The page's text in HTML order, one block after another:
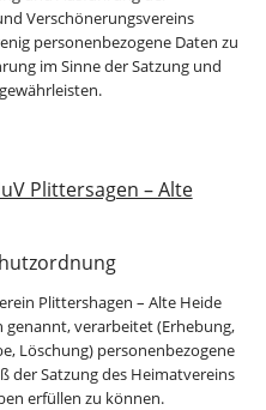
Verschönerungsvereins
personenbezogene Daten zu
im Sinne der Satzung und
Plittersagen – Alte
Plittershagen – Alte Heide
verarbeitet (Erhebung,
Löschung) personenbezogene
der Satzung des Heimatvereins
erfüllen zu können.